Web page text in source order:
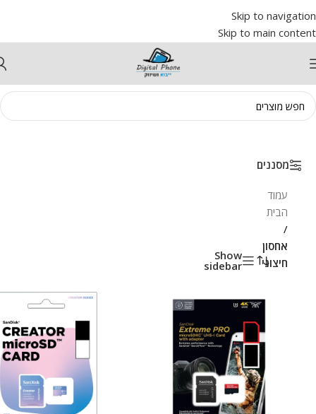
Skip to navigation
Skip to main content
מסננים
עמוד
הבית
/
אחסון
חיצוני
Show
sidebar